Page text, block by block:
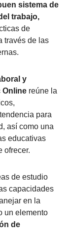
sistema de
trabajo,
de
través de las
y
Online reúne la
para
así como una
educativas
ofrecer.
de estudio
capacidades
en la
un elemento
de